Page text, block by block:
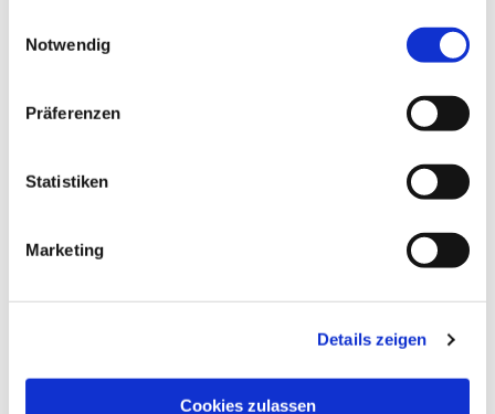
Notwendig
Präferenzen
Statistiken
Marketing
Details zeigen
Cookies zulassen